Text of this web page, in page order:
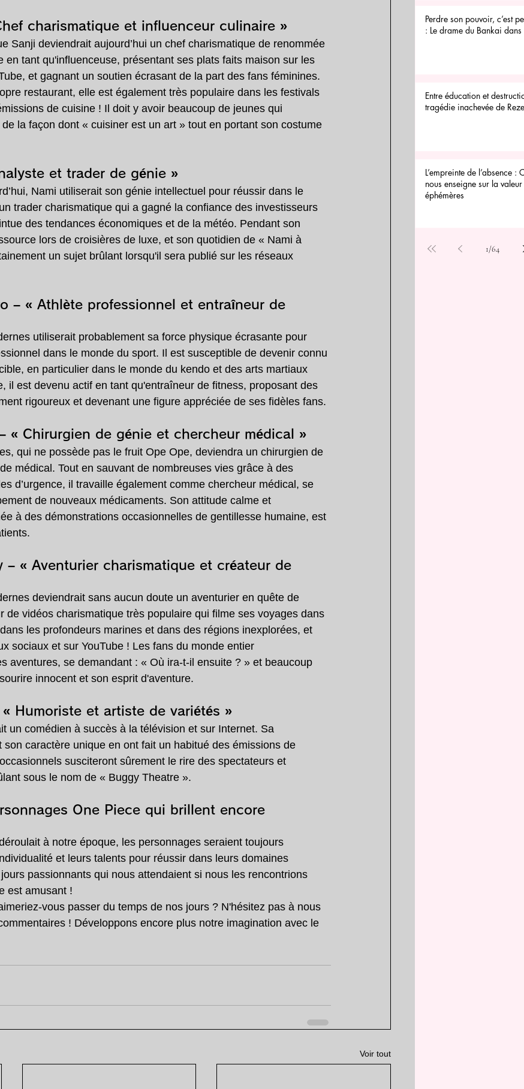
charismatique et influenceur culinaire »
Sanji deviendrait aujourd’hui un chef charismatique de renommée
en tant qu'influenceuse, présentant ses plats faits maison sur les
et gagnant un soutien écrasant de la part des fans féminines.
restaurant, elle est également très populaire dans les festivals
de cuisine ! Il doit y avoir beaucoup de jeunes qui
de la façon dont « cuisiner est un art » tout en portant son costume
et trader de génie »
Nami utiliserait son génie intellectuel pour réussir dans le
trader charismatique qui a gagné la confiance des investisseurs
des tendances économiques et de la météo. Pendant son
lors de croisières de luxe, et son quotidien de « Nami à
un sujet brûlant lorsqu'il sera publié sur les réseaux
– « Athlète professionnel et entraîneur de
utiliserait probablement sa force physique écrasante pour
dans le monde du sport. Il est susceptible de devenir connu
en particulier dans le monde du kendo et des arts martiaux
il est devenu actif en tant qu'entraîneur de fitness, proposant des
rigoureux et devenant une figure appréciée de ses fidèles fans.
« Chirurgien de génie et chercheur médical »
qui ne possède pas le fruit Ope Ope, deviendra un chirurgien de
médical. Tout en sauvant de nombreuses vies grâce à des
d’urgence, il travaille également comme chercheur médical, se
de nouveaux médicaments. Son attitude calme et
à des démonstrations occasionnelles de gentillesse humaine, est
– « Aventurier charismatique et créateur de
deviendrait sans aucun doute un aventurier en quête de
de vidéos charismatique très populaire qui filme ses voyages dans
les profondeurs marines et dans des régions inexplorées, et
sociaux et sur YouTube ! Les fans du monde entier
aventures, se demandant : « Où ira-t-il ensuite ? » et beaucoup
innocent et son esprit d'aventure.
« Humoriste et artiste de variétés »
un comédien à succès à la télévision et sur Internet. Sa
son caractère unique en ont fait un habitué des émissions de
susciteront sûrement le rire des spectateurs et
sous le nom de « Buggy Theatre ».
One Piece qui brillent encore
à notre époque, les personnages seraient toujours
et leurs talents pour réussir dans leurs domaines
passionnants qui nous attendaient si nous les rencontrions
est amusant !
vous passer du temps de nos jours ? N'hésitez pas à nous
! Développons encore plus notre imagination avec le
Voir tout
Perdre son pouvoir, c’est
: Le drame du Bankai dans
Entre éducation et
tragédie inachevée de
L’empreinte de l’absence :
nous enseigne sur la
éphémères
1/64